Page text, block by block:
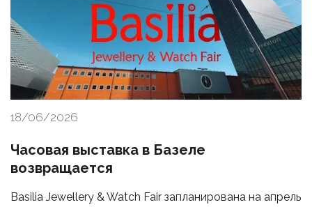
18/06/2026
Часовая выставка в Базеле
возвращается
Basilia Jewellery & Watch Fair запланирована на апрель